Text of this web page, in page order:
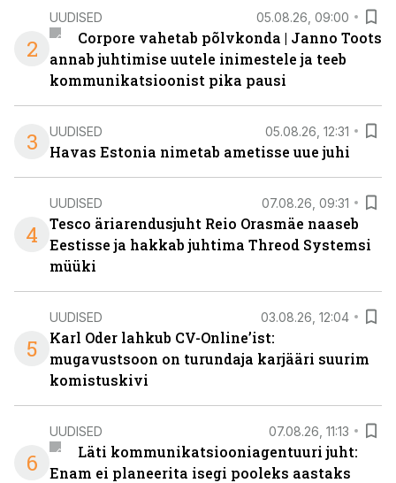
2
UUDISED 05.08.26, 09:00
Corpore vahetab põlvkonda | Janno Toots
annab juhtimise uutele inimestele ja teeb
kommunikatsioonist pika pausi
3 UUDISED 05.08.26, 12:31
Havas Estonia nimetab ametisse uue juhi
4
UUDISED 07.08.26, 09:31
Tesco äriarendusjuht Reio Orasmäe naaseb
Eestisse ja hakkab juhtima Threod Systemsi
müüki
5
UUDISED 03.08.26, 12:04
Karl Oder lahkub CV-Online’ist:
mugavustsoon on turundaja karjääri suurim
komistuskivi
6
UUDISED 07.08.26, 11:13
Läti kommunikatsiooniagentuuri juht:
Enam ei planeerita isegi pooleks aastaks